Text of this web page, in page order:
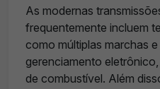
As modernas
frequentemente incluem
como múltiplas marchas
gerenciamento
de combustível. Além